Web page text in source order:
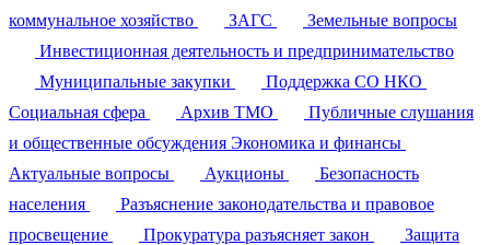
коммунальное хозяйство
ЗАГС
Земельные вопросы
Инвестиционная деятельность и предпринимательство
Муниципальные закупки
Поддержка СО НКО
Социальная сфера
Архив ТМО
Публичные слушания
и общественные обсуждения Экономика и финансы
Актуальные вопросы
Аукционы
Безопасность
населения
Разъяснение законодательства и правовое
просвещение
Прокуратура разъясняет закон
Защита